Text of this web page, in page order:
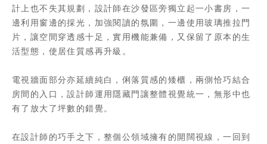
計上也不失其規劃，設計師在沙發區旁獨立起一小書房，一
邊利用窗邊的採光，加強閱讀的氛圍，一邊使用玻璃推拉門
片，讓空間穿透感十足，實用機能兼備，又保留了原本的生
活型態，使居住質感再升級。
電視牆面部分亦延續純白，俐落質感的矮櫃，兩側恰巧結合
房間的入口，設計師運用隱藏門讓整體視覺統一，無形中也
有了放大了坪數的錯覺。
在設計師的巧手之下，整個公領域擁有的開闊視線，一回到